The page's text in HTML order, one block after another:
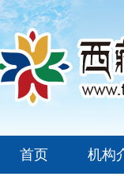
首页 机构